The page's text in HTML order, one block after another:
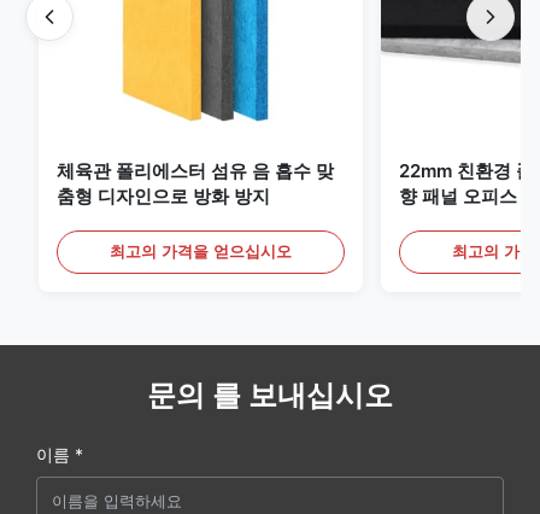
체육관 폴리에스터 섬유 음 흡수 맞
춤형 디자인으로 방화 방지
최고의 가격을 얻으십시오
22mm 친환경 폴
향 패널 오피스
최고의 가
문의 를 보내십시오
이름 *